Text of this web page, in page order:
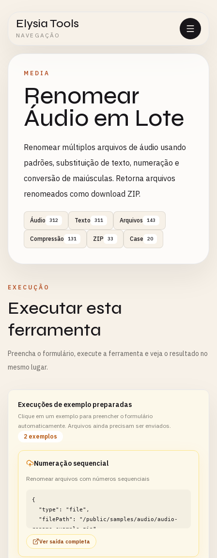
Elysia Tools
NAVEGAÇÃO
MEDIA
Renomear
Áudio em Lote
Renomear múltiplos arquivos de áudio usando
padrões, substituição de texto, numeração e
conversão de maiúsculas. Retorna arquivos
renomeados como download ZIP.
Áudio 312 Texto 311 Arquivos 143
Compressão 131 ZIP 33 Case 20
EXECUÇÃO
Executar esta
ferramenta
Preencha o formulário, execute a ferramenta e veja o resultado no
mesmo lugar.
Execuções de exemplo preparadas
Clique em um exemplo para preencher o formulário
automaticamente. Arquivos ainda precisam ser enviados.
2 exemplos
Numeração sequencial
Renomear arquivos com números sequenciais
{
rename-example.zip"
}
Ver saída completa